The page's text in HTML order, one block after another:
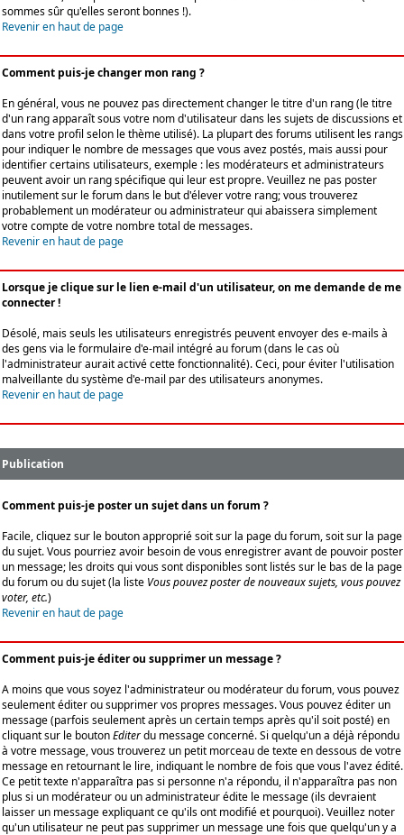
sommes sûr qu'elles seront bonnes !).
Revenir en haut de page
Comment puis-je changer mon rang ?
En général, vous ne pouvez pas directement changer le titre d'un rang (le titre
d'un rang apparaît sous votre nom d'utilisateur dans les sujets de discussions et
dans votre profil selon le thème utilisé). La plupart des forums utilisent les rangs
pour indiquer le nombre de messages que vous avez postés, mais aussi pour
identifier certains utilisateurs, exemple : les modérateurs et administrateurs
peuvent avoir un rang spécifique qui leur est propre. Veuillez ne pas poster
inutilement sur le forum dans le but d'élever votre rang; vous trouverez
probablement un modérateur ou administrateur qui abaissera simplement
votre compte de votre nombre total de messages.
Revenir en haut de page
Lorsque je clique sur le lien e-mail d'un utilisateur, on me demande de me
connecter !
Désolé, mais seuls les utilisateurs enregistrés peuvent envoyer des e-mails à
des gens via le formulaire d'e-mail intégré au forum (dans le cas où
l'administrateur aurait activé cette fonctionnalité). Ceci, pour éviter l'utilisation
malveillante du système d'e-mail par des utilisateurs anonymes.
Revenir en haut de page
Publication
Comment puis-je poster un sujet dans un forum ?
Facile, cliquez sur le bouton approprié soit sur la page du forum, soit sur la page
du sujet. Vous pourriez avoir besoin de vous enregistrer avant de pouvoir poster
un message; les droits qui vous sont disponibles sont listés sur le bas de la page
du forum ou du sujet (la liste Vous pouvez poster de nouveaux sujets, vous pouvez
voter, etc.)
Revenir en haut de page
Comment puis-je éditer ou supprimer un message ?
A moins que vous soyez l'administrateur ou modérateur du forum, vous pouvez
seulement éditer ou supprimer vos propres messages. Vous pouvez éditer un
message (parfois seulement après un certain temps après qu'il soit posté) en
cliquant sur le boutonEditerdu message concerné. Si quelqu'un a déjà répondu
à votre message, vous trouverez un petit morceau de texte en dessous de votre
message en retournant le lire, indiquant le nombre de fois que vous l'avez édité.
Ce petit texte n'apparaîtra pas si personne n'a répondu, il n'apparaîtra pas non
plus si un modérateur ou un administrateur édite le message (ils devraient
laisser un message expliquant ce qu'ils ont modifié et pourquoi). Veuillez noter
qu'un utilisateur ne peut pas supprimer un message une fois que quelqu'un y a